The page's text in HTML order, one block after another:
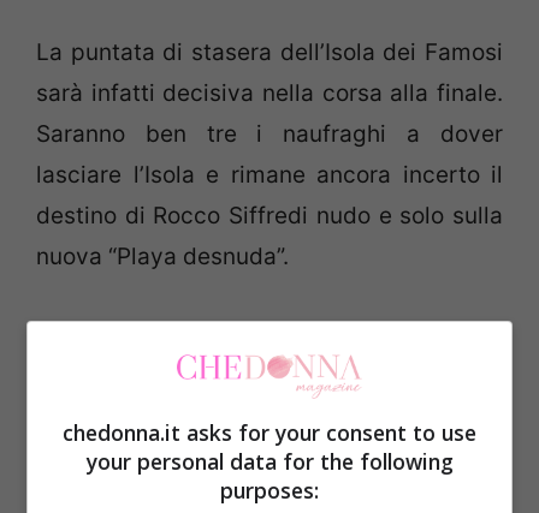
La puntata di stasera dell’Isola dei Famosi
sarà infatti decisiva nella corsa alla finale.
Saranno ben tre i naufraghi a dover
lasciare l’Isola e rimane ancora incerto il
destino di Rocco Siffredi nudo e solo sulla
nuova “Playa desnuda”.
Al televoto Valerio Scanu ed Alex Belli. Chi
dei due sarà il primo eliminato?
Nel frattempo in Italia è sempre più accesa
la polemica tra colei che si dichiara
chedonna.it asks for your consent to use
your personal data for the following
purposes: